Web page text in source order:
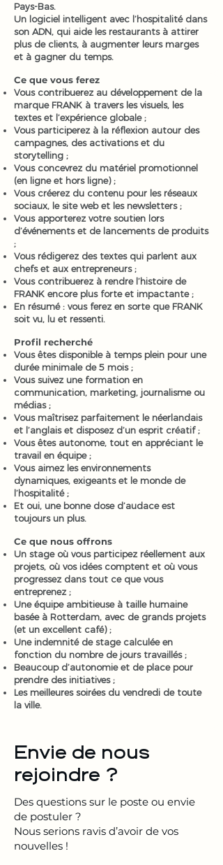
Pays-Bas.
Un logiciel intelligent avec l’hospitalité dans
son ADN, qui aide les restaurants à attirer
plus de clients, à augmenter leurs marges
et à gagner du temps.
Ce que vous ferez
Vous contribuerez au développement de la
marque FRANK à travers les visuels, les
textes et l’expérience globale ;
Vous participerez à la réflexion autour des
campagnes, des activations et du
storytelling ;
Vous concevrez du matériel promotionnel
(en ligne et hors ligne) ;
Vous créerez du contenu pour les réseaux
sociaux, le site web et les newsletters ;
Vous apporterez votre soutien lors
d’événements et de lancements de produits
;
Vous rédigerez des textes qui parlent aux
chefs et aux entrepreneurs ;
Vous contribuerez à rendre l’histoire de
FRANK encore plus forte et impactante ;
En résumé : vous ferez en sorte que FRANK
soit vu, lu et ressenti.
Profil recherché
Vous êtes disponible à temps plein pour une
durée minimale de 5 mois ;
Vous suivez une formation en
communication, marketing, journalisme ou
médias ;
Vous maîtrisez parfaitement le néerlandais
et l’anglais et disposez d’un esprit créatif ;
Vous êtes autonome, tout en appréciant le
travail en équipe ;
Vous aimez les environnements
dynamiques, exigeants et le monde de
l’hospitalité ;
Et oui, une bonne dose d’audace est
toujours un plus.
Ce que nous offrons
Un stage où vous participez réellement aux
projets, où vos idées comptent et où vous
progressez dans tout ce que vous
entreprenez ;
Une équipe ambitieuse à taille humaine
basée à Rotterdam, avec de grands projets
(et un excellent café) ;
Une indemnité de stage calculée en
fonction du nombre de jours travaillés ;
Beaucoup d’autonomie et de place pour
prendre des initiatives ;
Les meilleures soirées du vendredi de toute
la ville.
Envie de nous
rejoindre ?
Des questions sur le poste ou envie
de postuler ?
Nous serions ravis d’avoir de vos
nouvelles !